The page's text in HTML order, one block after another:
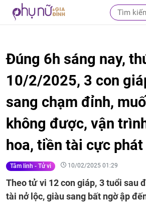
Đúng 6h sáng nay,
10/2/2025, 3 con
sang chạm đỉnh,
không được, vận
hoa, tiền tài cực phát
Tâm linh - Tử vi 10/02/2025 01:29
Theo tử vi 12 con giáp, 3 tuổi sau
tài nở lộc, giàu sang bất ngờ ập